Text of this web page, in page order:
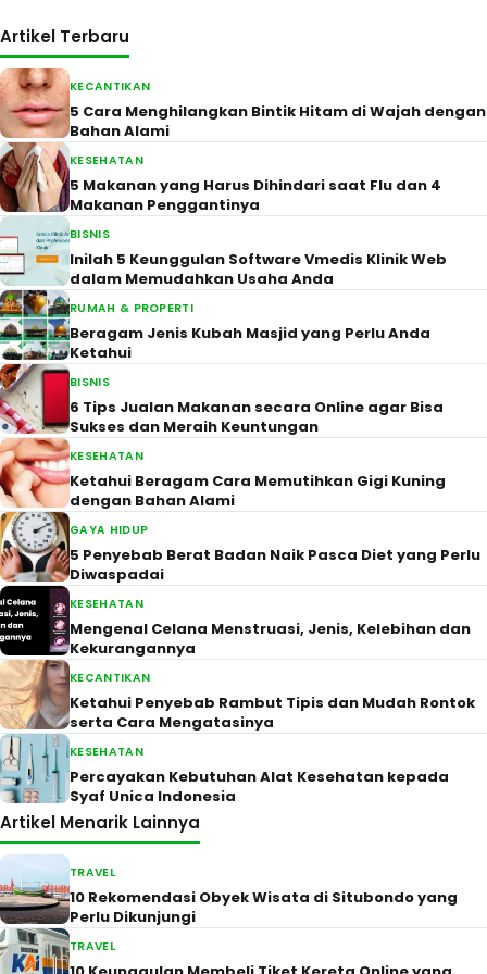
Artikel Terbaru
KECANTIKAN
5 Cara Menghilangkan Bintik Hitam di Wajah dengan
Bahan Alami
KESEHATAN
5 Makanan yang Harus Dihindari saat Flu dan 4
Makanan Penggantinya
BISNIS
Inilah 5 Keunggulan Software Vmedis Klinik Web
dalam Memudahkan Usaha Anda
RUMAH & PROPERTI
Beragam Jenis Kubah Masjid yang Perlu Anda
Ketahui
BISNIS
6 Tips Jualan Makanan secara Online agar Bisa
Sukses dan Meraih Keuntungan
KESEHATAN
Ketahui Beragam Cara Memutihkan Gigi Kuning
dengan Bahan Alami
GAYA HIDUP
5 Penyebab Berat Badan Naik Pasca Diet yang Perlu
Diwaspadai
KESEHATAN
Mengenal Celana Menstruasi, Jenis, Kelebihan dan
Kekurangannya
KECANTIKAN
Ketahui Penyebab Rambut Tipis dan Mudah Rontok
serta Cara Mengatasinya
KESEHATAN
Percayakan Kebutuhan Alat Kesehatan kepada
Syaf Unica Indonesia
Artikel Menarik Lainnya
TRAVEL
10 Rekomendasi Obyek Wisata di Situbondo yang
Perlu Dikunjungi
TRAVEL